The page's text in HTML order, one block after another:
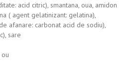
acid citric), smantana, oua, amidon
( agent gelatinizant: gelatina),
afanare: carbonat acid de sodiu),
sare